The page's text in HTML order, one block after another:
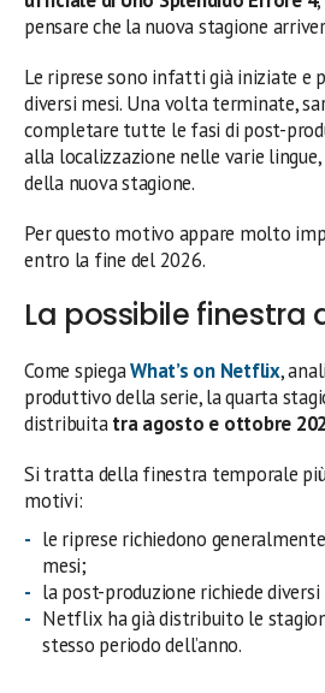
pensare che la nuova stagione
Le riprese sono infatti già iniziate e
diversi mesi. Una volta terminate,
completare tutte le fasi di post-
alla localizzazione nelle varie
della nuova stagione.
Per questo motivo appare molto
entro la fine del 2026.
La possibile finestra
Come spiegaWhat’s on Netflix,
produttivo della serie, la quarta
distribuitatra agosto e ottobre
Si tratta della finestra temporale
motivi:
le riprese richiedono
mesi;
la post-produzione richiede
Netflix ha già distribuito le
stesso periodo dell’anno.